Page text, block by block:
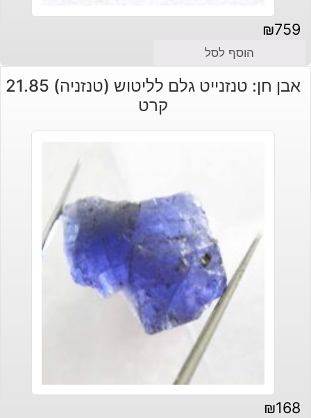
₪759
הוסף לסל
אבן חן: טנזנייט גלם לליטוש (טנזניה) 21.85
קרט
₪168